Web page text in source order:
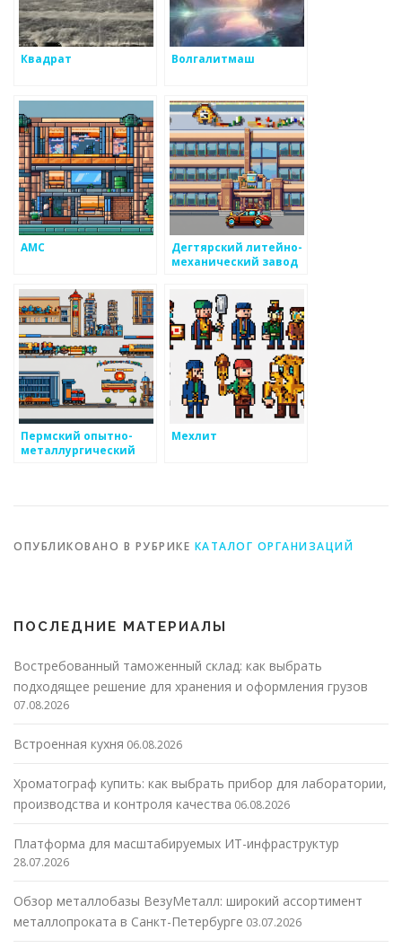
Квадрат Волгалитмаш
АМС
Дегтярский литейно-
механический завод
Пермский опытно-
металлургический
Мехлит
ОПУБЛИКОВАНО В РУБРИКЕ КАТАЛОГ ОРГАНИЗАЦИЙ
ПОСЛЕДНИЕ МАТЕРИАЛЫ
Востребованный таможенный склад: как выбрать
подходящее решение для хранения и оформления грузов
07.08.2026
Встроенная кухня 06.08.2026
Хроматограф купить: как выбрать прибор для лаборатории,
производства и контроля качества 06.08.2026
Платформа для масштабируемых ИТ-инфраструктур
28.07.2026
Обзор металлобазы ВезуМеталл: широкий ассортимент
металлопроката в Санкт-Петербурге 03.07.2026